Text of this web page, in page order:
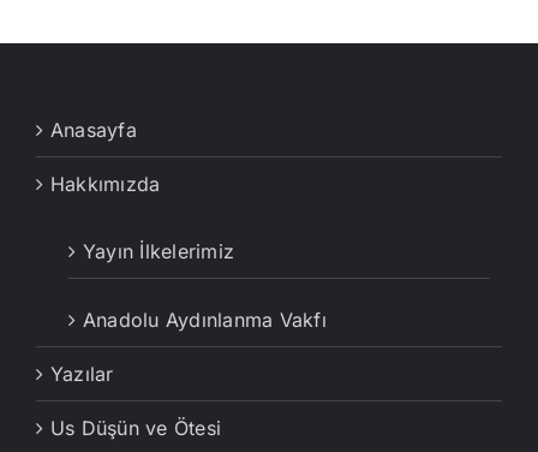
Anasayfa
Hakkımızda
Yayın İlkelerimiz
Anadolu Aydınlanma Vakfı
Yazılar
Us Düşün ve Ötesi